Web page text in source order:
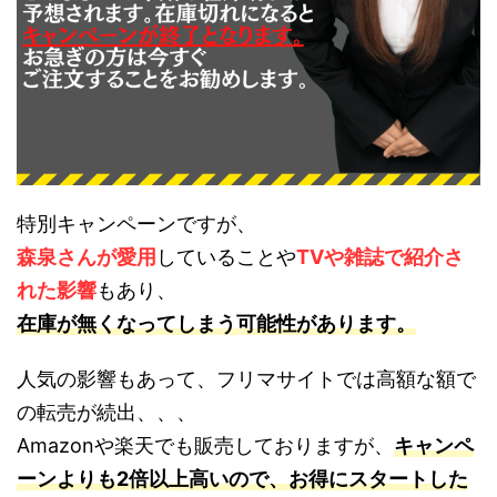
特別キャンペーンですが、
森泉さんが愛用 していることやTVや雑誌で紹介さ
れた影響もあり、
在庫が無くなってしまう可能性があります。
人気の影響もあって、フリマサイトでは高額な額で
の転売が続出、、、
Amazonや楽天でも販売しておりますが、 キャンペ
ーンよりも2倍以上高いので、お得にスタートした